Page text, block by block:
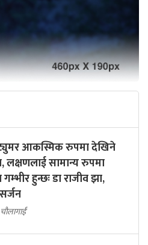
आकस्मिक रुपमा देखिने
लक्षणलाई सामान्य रुपमा
गम्भीर हुन्छः डा राजीव झा,